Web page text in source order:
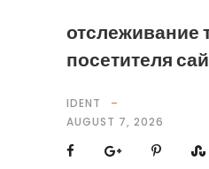
отслеживание
посетителя
IDENT
AUGUST 7, 2026